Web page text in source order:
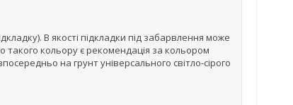
В якості підкладки під забарвлення може
такого кольору є рекомендація за кольором
на грунт універсального світло-сірого